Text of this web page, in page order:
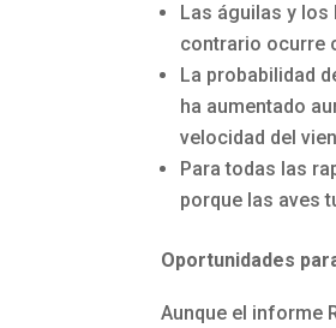
Las águilas y
contrario ocurre
La probabilidad
ha aumentado
velocidad del
Para todas las
porque las aves
Oportunidades
Aunque el informe